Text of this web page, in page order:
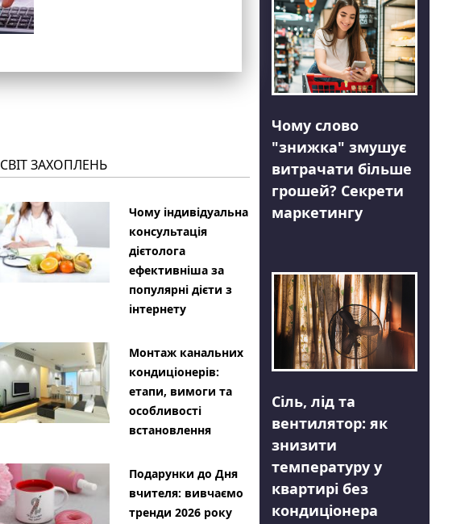
СВІТ ЗАХОПЛЕНЬ
Чому індивідуальна
консультація
дієтолога
ефективніша за
популярні дієти з
інтернету
Монтаж канальних
кондиціонерів:
етапи, вимоги та
особливості
встановлення
Подарунки до Дня
вчителя: вивчаємо
тренди 2026 року
Чому слово
"знижка" змушує
витрачати більше
грошей? Секрети
маркетингу
Сіль, лід та
вентилятор: як
знизити
температуру у
квартирі без
кондиціонера